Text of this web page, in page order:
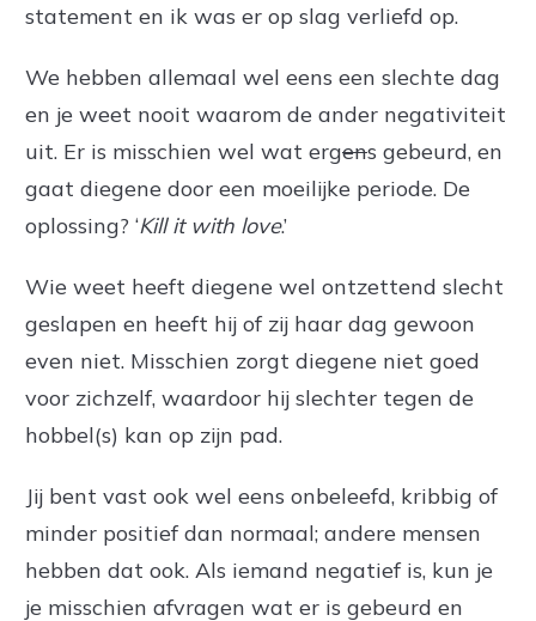
statement en ik was er op slag verliefd op.
We hebben allemaal wel eens een slechte dag
en je weet nooit waarom de ander negativiteit
uit. Er is misschien wel wat ergens gebeurd, en
gaat diegene door een moeilijke periode. De
oplossing? ‘Kill it with love.’
Wie weet heeft diegene wel ontzettend slecht
geslapen en heeft hij of zij haar dag gewoon
even niet. Misschien zorgt diegene niet goed
voor zichzelf, waardoor hij slechter tegen de
hobbel(s) kan op zijn pad.
Jij bent vast ook wel eens onbeleefd, kribbig of
minder positief dan normaal; andere mensen
hebben dat ook. Als iemand negatief is, kun je
je misschien afvragen wat er is gebeurd en